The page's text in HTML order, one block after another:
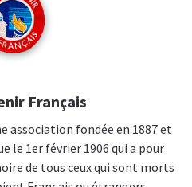
Français
association fondée en 1887 et
le 1er février 1906 qui a pour
de tous ceux qui sont morts